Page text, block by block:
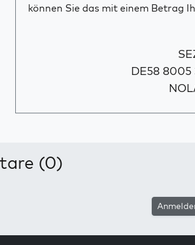
können Sie das mit einem Betrag
DE58 8005
(0)